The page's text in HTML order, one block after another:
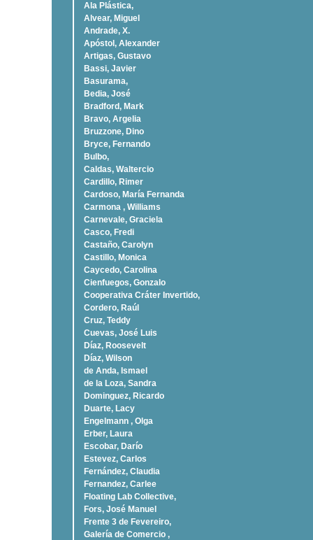
Ala Plástica,
Alvear, Miguel
Andrade, X.
Apóstol, Alexander
Artigas, Gustavo
Bassi, Javier
Basurama,
Bedia, José
Bradford, Mark
Bravo, Argelia
Bruzzone, Dino
Bryce, Fernando
Bulbo,
Caldas, Waltercio
Cardillo, Rimer
Cardoso, Marí­a Fernanda
Carmona , Williams
Carnevale, Graciela
Casco, Fredi
Castaño, Carolyn
Castillo, Monica
Caycedo, Carolina
Cienfuegos, Gonzalo
Cooperativa Cráter Invertido,
Cordero, Raúl
Cruz, Teddy
Cuevas, José Luis
Díaz, Roosevelt
Dí­az, Wilson
de Anda, Ismael
de la Loza, Sandra
Dominguez, Ricardo
Duarte, Lacy
Engelmann , Olga
Erber, Laura
Escobar, Darío
Estevez, Carlos
Fernández, Claudia
Fernandez, Carlee
Floating Lab Collective,
Fors, José Manuel
Frente 3 de Fevereiro,
Galería de Comercio ,